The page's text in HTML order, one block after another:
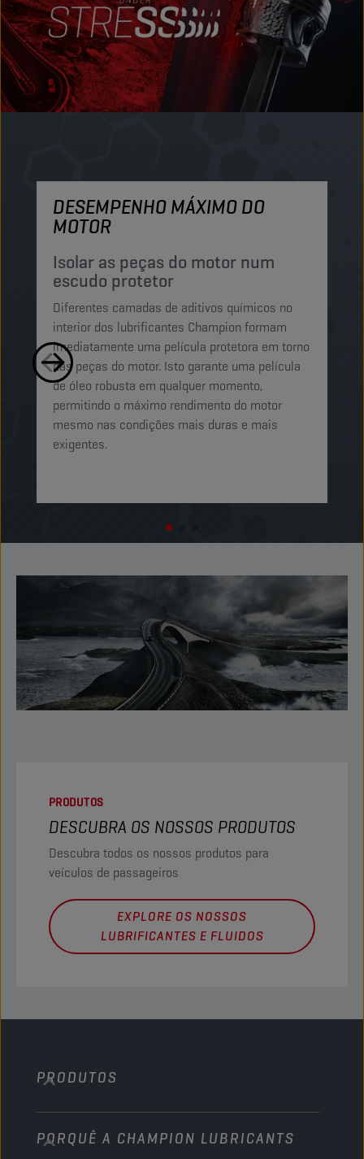
DESEMPENHO MÁXIMO DO
MOTOR
Isolar as peças do motor num
escudo protetor
Diferentes camadas de aditivos químicos no
interior dos lubrificantes Champion formam
imediatamente uma película protetora em torno
das peças do motor. Isto garante uma película
de óleo robusta em qualquer momento,
permitindo o máximo rendimento do motor
mesmo nas condições mais duras e mais
exigentes.
PRODUTOS
DESCUBRA OS NOSSOS PRODUTOS
Descubra todos os nossos produtos para
veículos de passageiros
EXPLORE OS NOSSOS
LUBRIFICANTES E FLUIDOS
PRODUTOS
Automóveis de passageiros
PORQUÊ A CHAMPION LUBRICANTS